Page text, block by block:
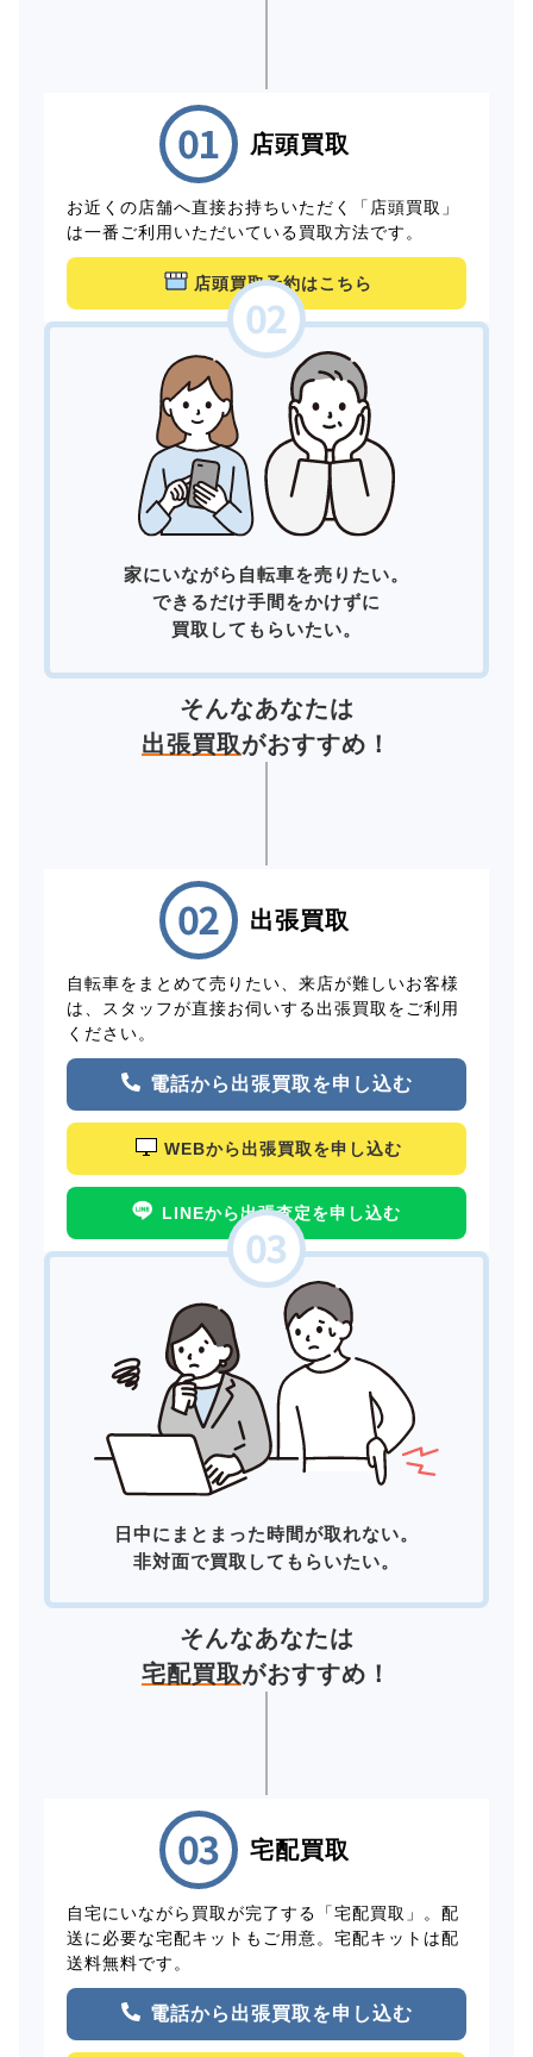
店頭買取
お近くの店舗へ直接お持ちいただく「店頭買取」
は一番ご利用いただいている買取方法です。
店頭買取予約はこちら
家にいながら自転車を売りたい。
できるだけ手間をかけずに
買取してもらいたい。
そんなあなたは
出張買取がおすすめ！
出張買取
自転車をまとめて売りたい、来店が難しいお客様
は、スタッフが直接お伺いする出張買取をご利用
ください。
電話から出張買取を申し込む
WEBから出張買取を申し込む
LINEから出張査定を申し込む
日中にまとまった時間が取れない。
非対面で買取してもらいたい。
そんなあなたは
宅配買取がおすすめ！
宅配買取
自宅にいながら買取が完了する「宅配買取」。配
送に必要な宅配キットもご用意。宅配キットは配
送料無料です。
電話から出張買取を申し込む